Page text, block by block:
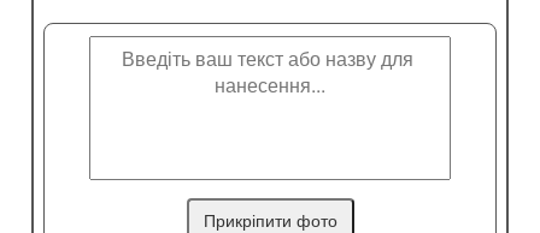
Прикріпити фото